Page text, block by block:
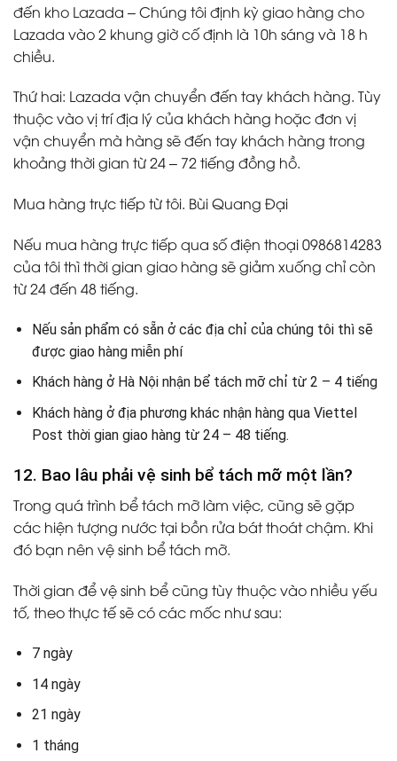
đến kho Lazada – Chúng tôi định kỳ giao hàng cho
Lazada vào 2 khung giờ cố định là 10h sáng và 18 h
chiều.
Thứ hai: Lazada vận chuyển đến tay khách hàng. Tùy
thuộc vào vị trí địa lý của khách hàng hoặc đơn vị
vận chuyển mà hàng sẽ đến tay khách hàng trong
khoảng thời gian từ 24 – 72 tiếng đồng hồ.
Mua hàng trực tiếp từ tôi. Bùi Quang Đại
Nếu mua hàng trực tiếp qua số điện thoại 0986814283
của tôi thì thời gian giao hàng sẽ giảm xuống chỉ còn
từ 24 đến 48 tiếng.
Nếu sản phẩm có sẵn ở các địa chỉ của chúng tôi thì sẽ
được giao hàng miễn phí
Khách hàng ở Hà Nội nhận bể tách mỡ chỉ từ 2 – 4 tiếng
Khách hàng ở địa phương khác nhận hàng qua Viettel
Post thời gian giao hàng từ 24 – 48 tiếng.
12. Bao lâu phải vệ sinh bể tách mỡ một lần?
Trong quá trình bể tách mỡ làm việc, cũng sẽ gặp
các hiện tượng nước tại bồn rửa bát thoát chậm. Khi
đó bạn nên vệ sinh bể tách mỡ.
Thời gian để vệ sinh bể cũng tùy thuộc vào nhiều yếu
tố, theo thực tế sẽ có các mốc như sau:
7 ngày
14 ngày
21 ngày
1 tháng